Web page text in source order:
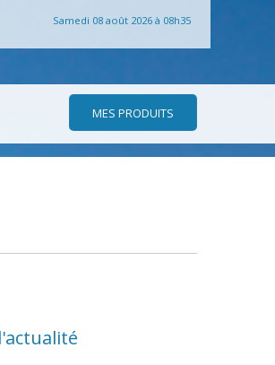
Samedi 08 août 2026 à 08h35
MES PRODUITS